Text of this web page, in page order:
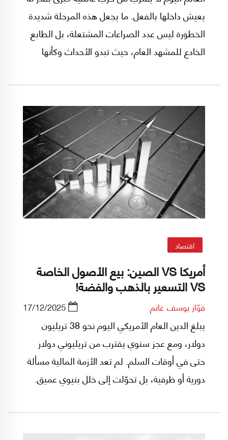
يعيش داخلها بالفعل. ما يجعل هذه المرحلة شديدة
الخطورة ليس عدد الصراعات المشتعلة، بل الطابع
الخادع للمشهد العام، حيث تبدو الأحداث وكأنها
مترابطة ضمن صراع واحد على إعادة تشكيل النظام
الدولي.
اقتصاد
أمريكا VS الصين: بيع الأصول الخاصة
VS التسعير بالذهب والفضة!
فوّاز يوسف غانم 17/12/2025
يبلغ الدين العام الأمريكي اليوم نحو 38 تريليون
دولار، ومع عجز سنوي يقترب من تريليوني دولار
حتى في أوقات السلم. لم تعد الأزمة المالية مسألة
دورية أو ظرفية، بل تحوّلت إلى خلل بنيوي عميق.
الأمريكية إلى الاستحواذ على حصص في شركات